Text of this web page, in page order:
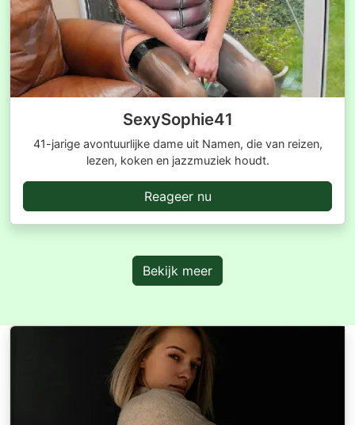
SexySophie41
41-jarige avontuurlijke dame uit Namen, die van reizen,
lezen, koken en jazzmuziek houdt.
Reageer nu
Bekijk meer